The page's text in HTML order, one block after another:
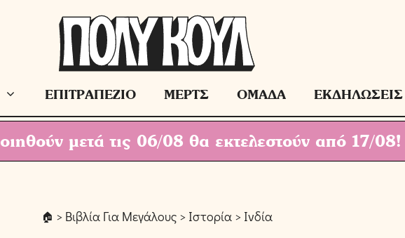
ΕΠΙΤΡΑΠΕΖΙΟ ΜΕΡΤΣ ΟΜΑΔΑ ΕΚΔΗΛΩΣΕΙΣ
μετά τις 06/08 θα εκτελεστούν από 17/08!
> Βιβλία Για Μεγάλους > Ιστορία > Ινδία